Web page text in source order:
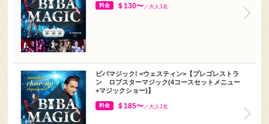
料金 ＄130〜 ／大人1名
ビバマジック! <ウェスティン>【プレゴレストラ
ン ロブスターマジック(4コースセットメニュー
+マジックショー)】
料金 ＄185〜／大人1名